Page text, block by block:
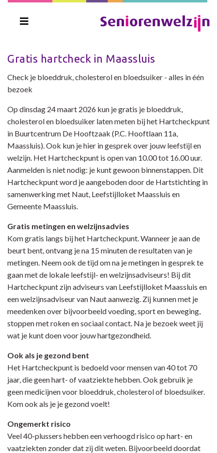
Gratis hartcheck in Maassluis
Check je bloeddruk, cholesterol en bloedsuiker - alles in één
bezoek
Op dinsdag 24 maart 2026 kun je gratis je bloeddruk,
cholesterol en bloedsuiker laten meten bij het Hartcheckpunt
in Buurtcentrum De Hooftzaak (P.C. Hooftlaan 11a,
Maassluis). Ook kun je hier in gesprek over jouw leefstijl en
welzijn. Het Hartcheckpunt is open van 10.00 tot 16.00 uur.
Aanmelden is niet nodig: je kunt gewoon binnenstappen. Dit
Hartcheckpunt word je aangeboden door de Hartstichting in
samenwerking met Naut, Leefstijlloket Maassluis en
Gemeente Maassluis.
Gratis metingen en welzijnsadvies
Kom gratis langs bij het Hartcheckpunt. Wanneer je aan de
beurt bent, ontvang je na 15 minuten de resultaten van je
metingen. Neem ook de tijd om na je metingen in gesprek te
gaan met de lokale leefstijl- en welzijnsadviseurs! Bij dit
Hartcheckpunt zijn adviseurs van Leefstijlloket Maassluis en
een welzijnsadviseur van Naut aanwezig. Zij kunnen met je
meedenken over bijvoorbeeld voeding, sport en beweging,
stoppen met roken en sociaal contact. Na je bezoek weet jij
wat je kunt doen voor jouw hartgezondheid.
Ook als je gezond bent
Het Hartcheckpunt is bedoeld voor mensen van 40 tot 70
jaar, die geen hart- of vaatziekte hebben. Ook gebruik je
geen medicijnen voor bloeddruk, cholesterol of bloedsuiker.
Kom ook als je je gezond voelt!
Ongemerkt risico
Veel 40-plussers hebben een verhoogd risico op hart- en
vaatziekten zonder dat zij dit weten. Bijvoorbeeld doordat